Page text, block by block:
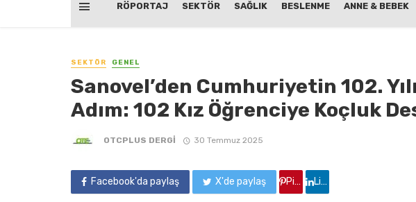
RÖPORTAJ SEKTÖR SAĞLIK BESLENME ANNE & BEBEK
SEKTÖR GENEL
Sanovel’den Cumhuriyetin 102.
Adım: 102 Kız Öğrenciye Koçluk
OTCPLUS DERGİ 30 Temmuz 2025
Facebook'da paylaş X'de paylaş Pinterest'de paylaş Linkedin'de paylaş